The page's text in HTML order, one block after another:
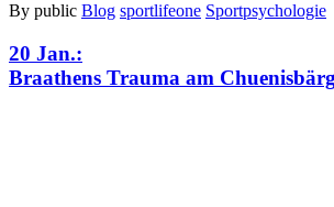
By public Blog sportlifeone Sportpsychologie
20 Jan.:
Braathens Trauma am